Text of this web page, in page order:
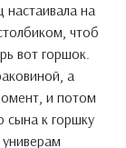
настаивала на
чтоб
вот горшок.
а
и потом
сына к горшку